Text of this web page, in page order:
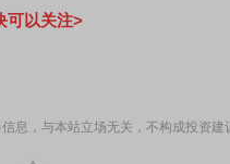
可以关注>
息，与本站立场无关，不构成投资建